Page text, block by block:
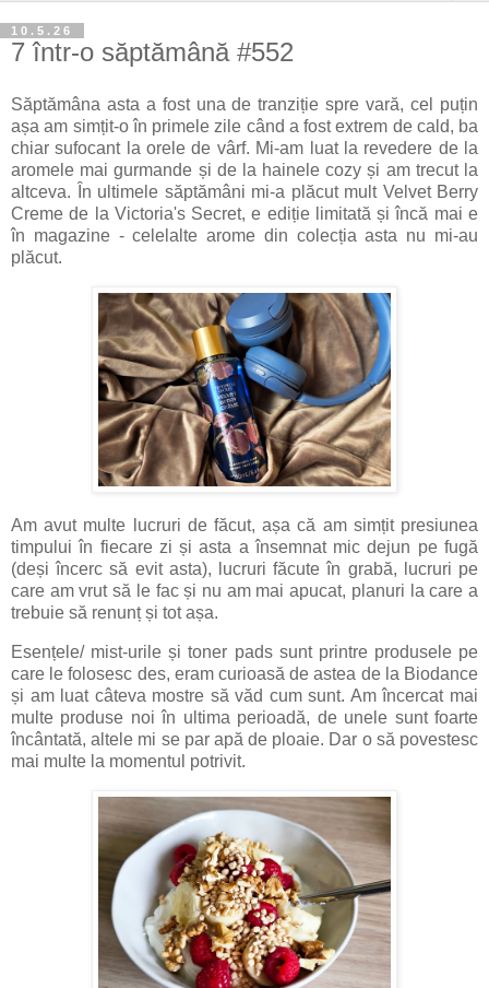
10.5.26
7 într-o săptămână #552
Săptămâna asta a fost una de tranziție spre vară, cel puțin
așa am simțit-o în primele zile când a fost extrem de cald, ba
chiar sufocant la orele de vârf. Mi-am luat la revedere de la
aromele mai gurmande și de la hainele cozy și am trecut la
altceva. În ultimele săptămâni mi-a plăcut mult Velvet Berry
Creme de la Victoria's Secret, e ediție limitată și încă mai e
în magazine - celelalte arome din colecția asta nu mi-au
plăcut.
Am avut multe lucruri de făcut, așa că am simțit presiunea
timpului în fiecare zi și asta a însemnat mic dejun pe fugă
(deși încerc să evit asta), lucruri făcute în grabă, lucruri pe
care am vrut să le fac și nu am mai apucat, planuri la care a
trebuie să renunț și tot așa.
Esențele/ mist-urile și toner pads sunt printre produsele pe
care le folosesc des, eram curioasă de astea de la Biodance
și am luat câteva mostre să văd cum sunt. Am încercat mai
multe produse noi în ultima perioadă, de unele sunt foarte
încântată, altele mi se par apă de ploaie. Dar o să povestesc
mai multe la momentul potrivit.